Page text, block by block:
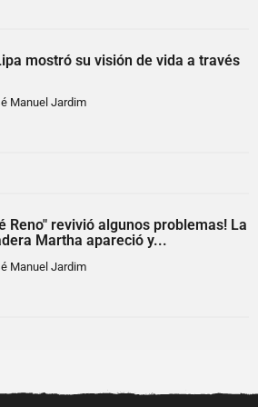
mostró su visión de vida a través
Manuel Jardim
Reno" revivió algunos problemas! La
Martha apareció y...
Manuel Jardim